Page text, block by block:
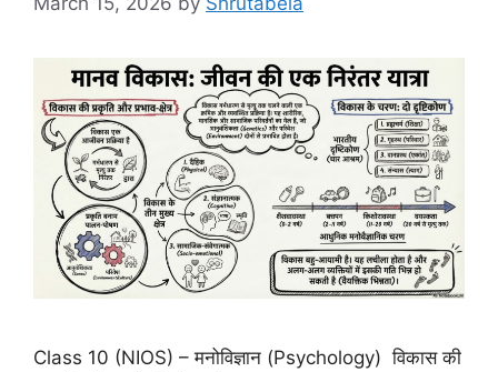
Class 10 (NIOS) – मनोविज्ञान (Psychology) विकास की